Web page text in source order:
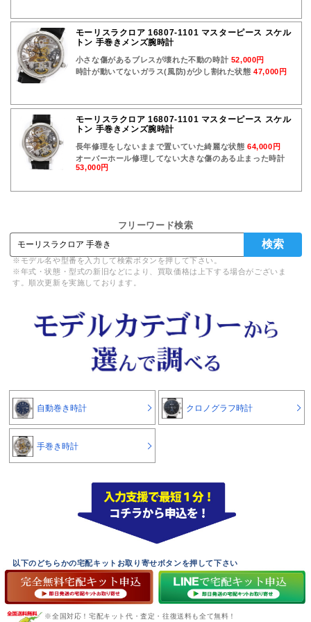
モーリスラクロア 16807-1101 マスターピース スケル
トン 手巻きメンズ腕時計
小さな傷があるブレスが壊れた不動の時計 52,000円
時計が動いてないガラス(風防)が少し割れた状態47,000円
モーリスラクロア 16807-1101 マスターピース スケル
トン 手巻きメンズ腕時計
長年修理をしないままで置いていた綺麗な状態64,000円
オーバーホール修理してない大きな傷のある止まった時計
53,000円
フリーワード検索
※モデル名や型番を入力して検索ボタンを押して下さい。
※年式・状態・型式の新旧などにより、買取価格は上下する場合がございま
す。順次更新を実施しております。
自動巻き時計 クロノグラフ時計
手巻き時計
以下のどちらかの宅配キットお取り寄せボタンを押して下さい
※全国対応！宅配キット代・査定・往復送料も全て無料！